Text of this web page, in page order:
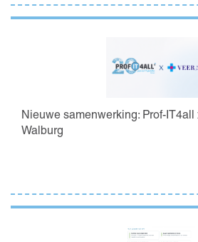
Nieuwe samenwerking: Prof-IT4all
Walburg